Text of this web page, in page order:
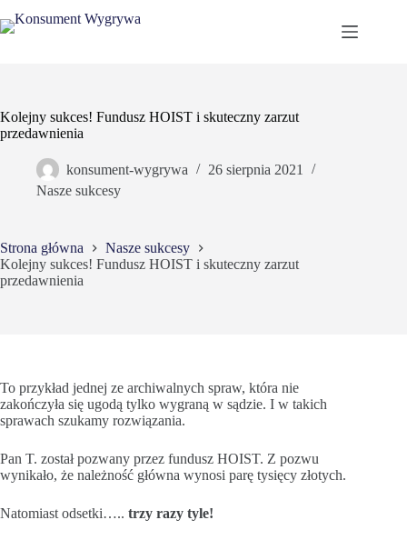
do
Kolejny sukces! Fundusz HOIST i skuteczny zarzut
przedawnienia
konsument-wygrywa
26 sierpnia 2021
Nasze sukcesy
Strona główna
Nasze sukcesy
Kolejny sukces! Fundusz HOIST i skuteczny zarzut
przedawnienia
To przykład jednej ze archiwalnych spraw, która nie
zakończyła się ugodą tylko wygraną w sądzie. I w takich
sprawach szukamy rozwiązania.
Pan T. został pozwany przez fundusz HOIST. Z pozwu
wynikało, że należność główna wynosi parę tysięcy złotych.
Natomiast odsetki….. trzy razy tyle!